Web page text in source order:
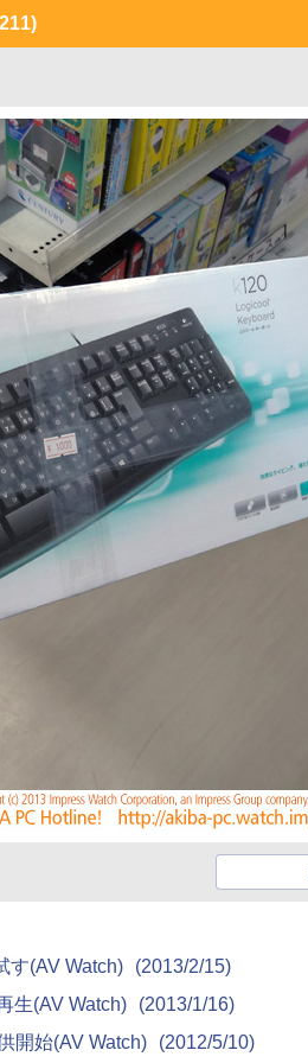
す(AV Watch)
(2013/2/15)
生(AV Watch)
(2013/1/16)
開始(AV Watch)
(2012/5/10)